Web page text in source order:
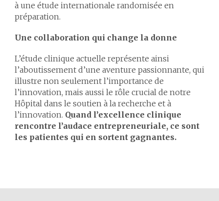
à une étude internationale randomisée en
préparation.
Une collaboration qui change la donne
L’étude clinique actuelle représente ainsi
l’aboutissement d’une aventure passionnante, qui
illustre non seulement l’importance de
l’innovation, mais aussi le rôle crucial de notre
Hôpital dans le soutien à la recherche et à
l’innovation. Quand l’excellence clinique
rencontre l’audace entrepreneuriale, ce sont
les patientes qui en sortent gagnantes.